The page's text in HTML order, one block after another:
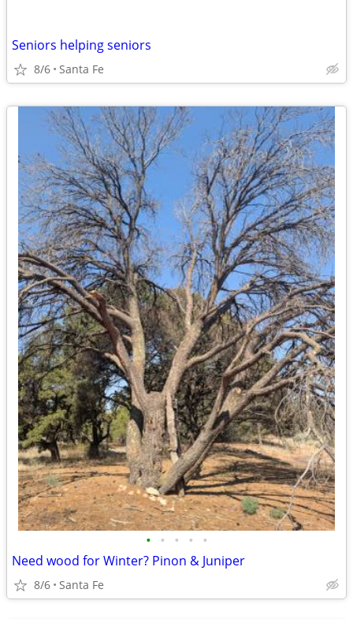
Seniors helping seniors
8/6 Santa Fe
• • • • •
Need wood for Winter? Pinon & Juniper
8/6 Santa Fe